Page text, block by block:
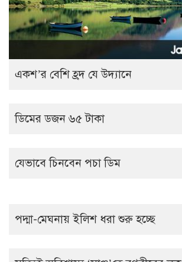
একশ’র বেশি হ্রদ যে উদ্যানে
ডিমের ডজন ৬৫ টাকা
যেভাবে চিনবেন পচা ডিম
পদ্মা-মেঘনায় ইলিশ ধরা শুরু হচ্ছে